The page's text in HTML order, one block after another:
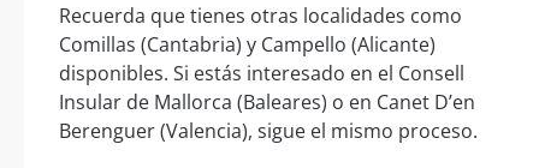
Recuerda que tienes otras localidades como
Comillas (Cantabria) y Campello (Alicante)
disponibles. Si estás interesado en el Consell
Insular de Mallorca (Baleares) o en Canet D’en
Berenguer (Valencia), sigue el mismo proceso.